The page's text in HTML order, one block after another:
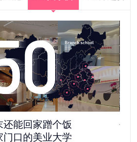
还是自己做老板
，给你100种选择
5彩